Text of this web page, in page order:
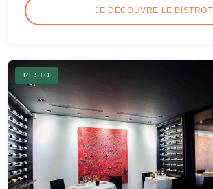
JE DÉCOUVRE LE BISTROT
RESTO